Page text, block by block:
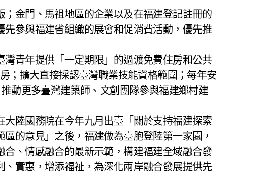
金門、馬祖地區的企業以及在福建登記註冊的
參與福建省組織的展會和促消費活動，優先推
青年提供「一定期限」的過渡免費住房和公共
；擴大直接採認臺灣職業技能資格範圍；每年安
動更多臺灣建築師、文創團隊參與福建鄉村建
陸國務院在今年九月出臺「關於支持福建探索
的意見」之後，福建做為臺胞登陸第一家園，
、情感融合的最新示範，構建福建全域融合發
實惠，增添福祉，為深化兩岸融合發展提供先